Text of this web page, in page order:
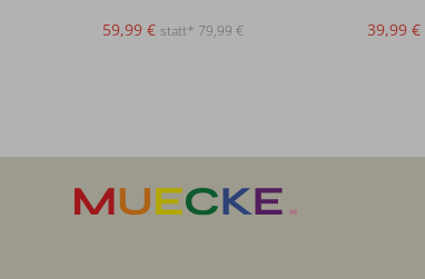
59,99 € statt* 79,99 € 39,99 €